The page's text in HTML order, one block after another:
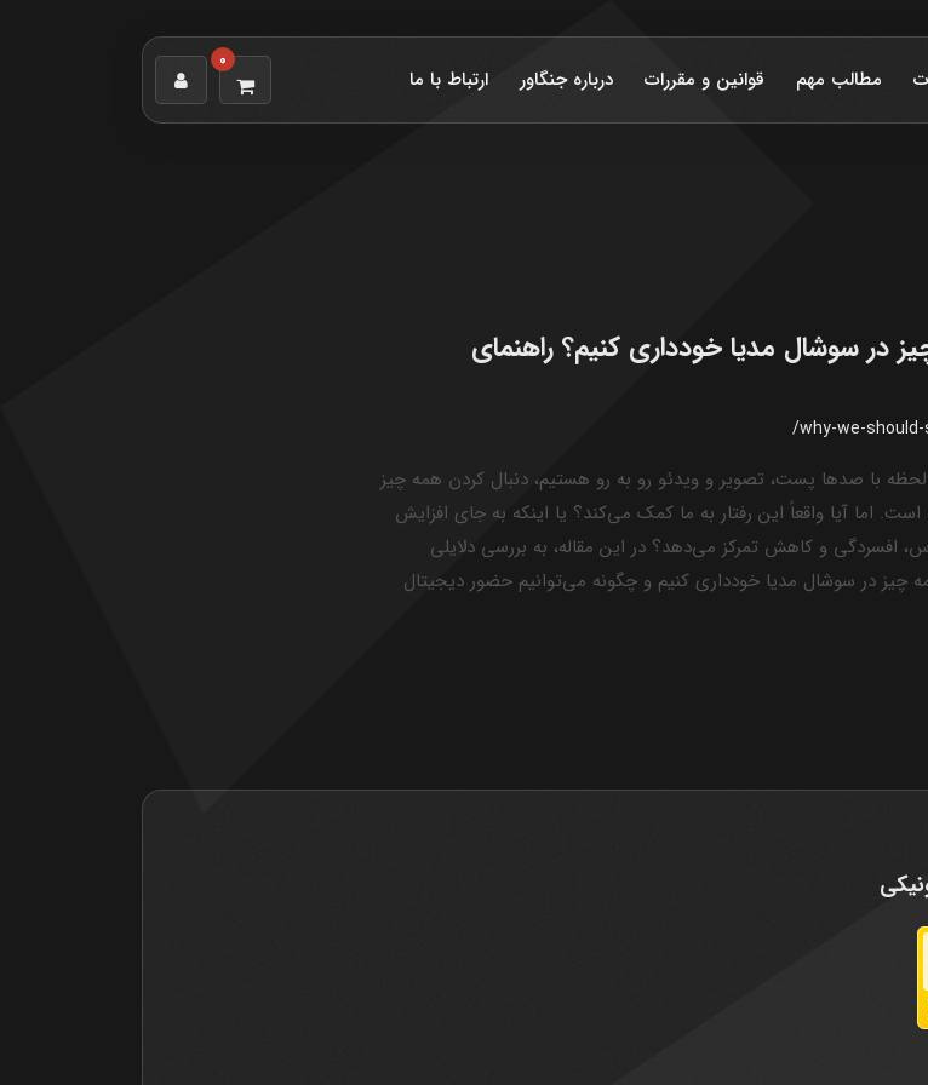
مطالب مهم قوانین و مقررات درباره جنگاور ارتباط با ما
0
در سوشال مدیا خودداری کنیم؟ راهنمای
/why-we-
با صدها پست، تصویر و ویدئو رو به رو هستیم، دنبال کردن همه چیز
اما آیا واقعاً این رفتار به ما کمک می‌کند؟ یا اینکه به جای افزایش
افسردگی و کاهش تمرکز می‌دهد؟ در این مقاله، به بررسی دلایلی
چیز در سوشال مدیا خودداری کنیم و چگونه می‌توانیم حضور دیجیتال